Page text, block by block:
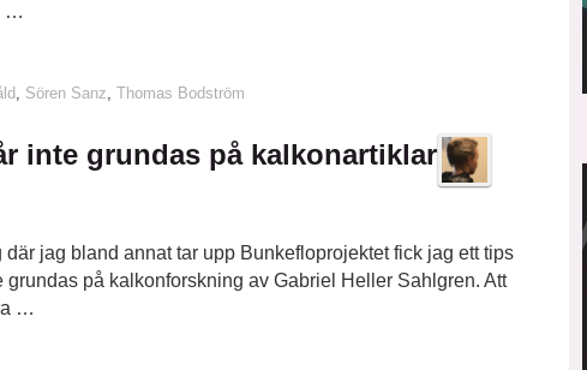
…
, Sören Sanz, Thomas Bodström
inte grundas på kalkonartiklar
jag bland annat tar upp Bunkefloprojektet fick jag ett tips
på kalkonforskning av Gabriel Heller Sahlgren. Att
…